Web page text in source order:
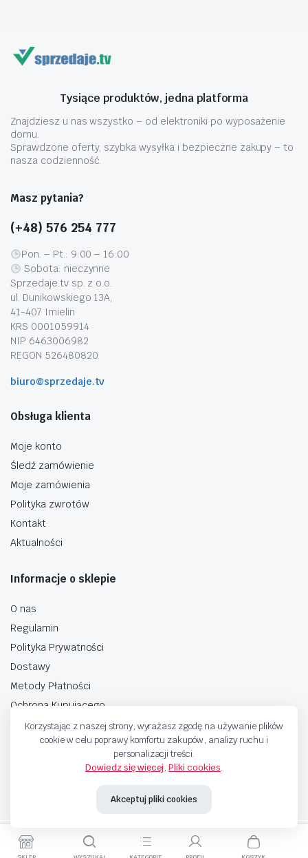
Tysiące produktów, jedna platforma
Znajdziesz u nas wszystko – od elektroniki po wyposażenie
domu.
Sprawdzone oferty, szybka wysyłka i bezpieczne zakupy – to
nasza codzienność.
Masz pytania?
(+48) 576 254 777
Pon. – Pt.: 9:00 – 16:00
Sobota: nieczynne
Sprzedaje.tv sp. z o.o.
ul. Dunikowskiego 13A,
41-407 Imielin
KRS 0001059914
NIP 6463006982
REGON 526480820
biuro@sprzedaje.tv
Obsługa klienta
Moje konto
Śledź zamówienie
Moje zamówienia
Polityka zwrotów
Kontakt
Aktualności
Informacje o sklepie
O nas
Regulamin
Polityka Prywatności
Dostawy
Metody Płatności
Ochrona Kupującego
Metody Płatnosci
Korzystając z naszej strony, wyrażasz zgodę na używanie plików
cookie w celu poprawy komfortu zakupów, analizy ruchu i
personalizacji treści.
Dowiedz się więcej,Pliki cookies.
Akceptuj pliki cookies